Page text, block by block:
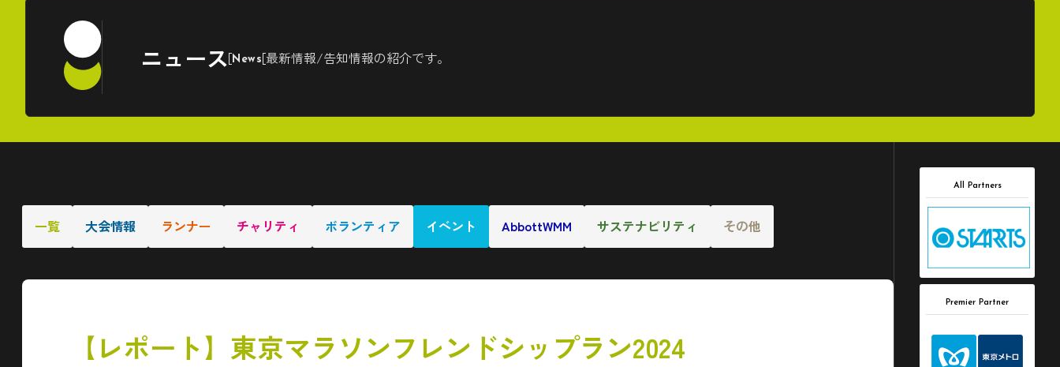
ニュース News 最新情報/告知情報の紹介です。
一覧 大会情報 ランナー チャリティ ボランティア イベント AbbottWMM サステナビリティ その他
【レポート】東京マラソンフレンドシップラン2024
All Partners
Premier Partner